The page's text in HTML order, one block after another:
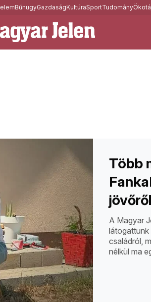
BűnügyGazdaságKultúraSportTudomány
Több
jövőről
A Magyar
látogattunk
családról,
nélkül ma